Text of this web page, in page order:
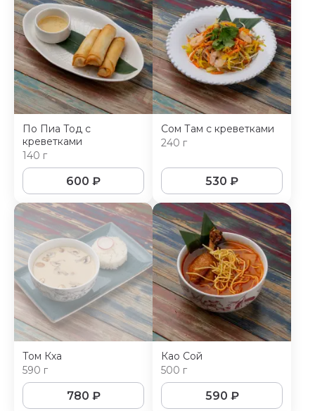
По Пиа Тод с
креветками
140 г
600 ₽
Сом Там с креветками
240 г
530 ₽
Том Кха
590 г
780 ₽
Као Сой
500 г
590 ₽